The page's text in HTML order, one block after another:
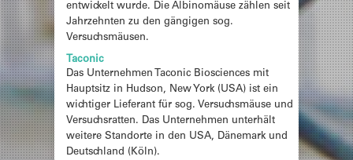
entwickelt wurde. Die Albinomäuse zählen seit
Jahrzehnten zu den gängigen sog.
Versuchsmäusen.
Taconic
Das Unternehmen Taconic Biosciences mit
Hauptsitz in Hudson, New York (USA) ist ein
wichtiger Lieferant für sog. Versuchsmäuse und
Versuchsratten. Das Unternehmen unterhält
weitere Standorte in den USA, Dänemark und
Deutschland (Köln).